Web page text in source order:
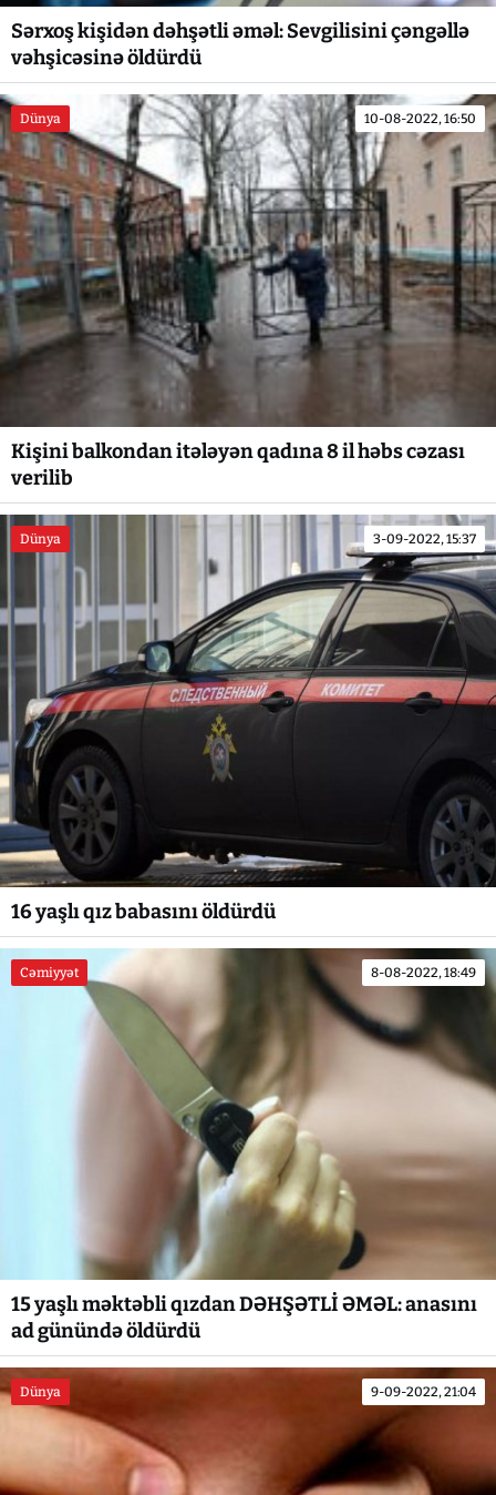
Sərxoş kişidən dəhşətli əməl: Sevgilisini çəngəllə
vəhşicəsinə öldürdü
Dünya 10-08-2022, 16:50
Kişini balkondan itələyən qadına 8 il həbs cəzası
verilib
Dünya 3-09-2022, 15:37
16 yaşlı qız babasını öldürdü
Cəmiyyət 8-08-2022, 18:49
15 yaşlı məktəbli qızdan DƏHŞƏTLİ ƏMƏL: anasını
ad günündə öldürdü
Dünya 9-09-2022, 21:04